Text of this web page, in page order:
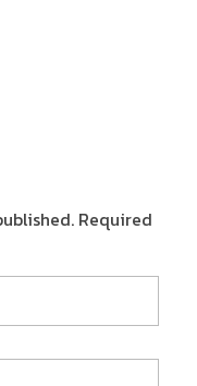
Required